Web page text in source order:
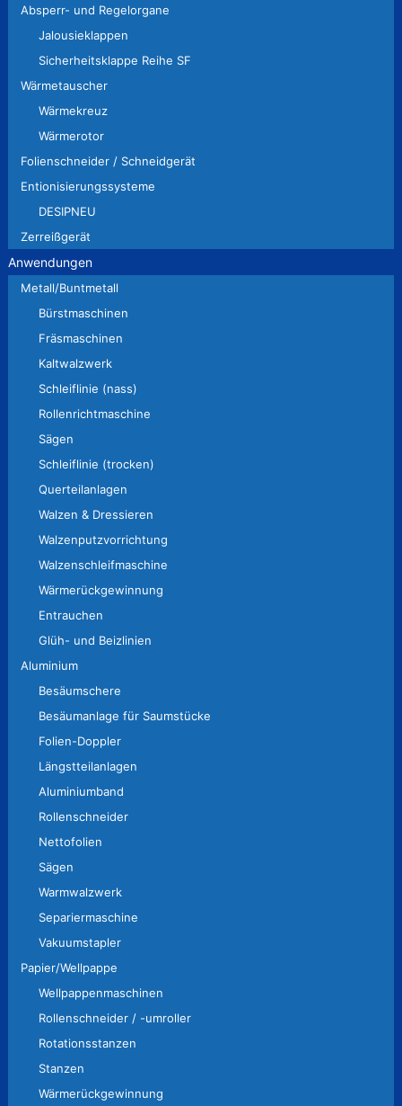
Absperr- und Regelorgane
Jalousieklappen
Sicherheitsklappe Reihe SF
Wärmetauscher
Wärmekreuz
Wärmerotor
Folienschneider / Schneidgerät
Entionisierungssysteme
DESIPNEU
Zerreißgerät
Anwendungen
Metall/Buntmetall
Bürstmaschinen
Fräsmaschinen
Kaltwalzwerk
Schleiflinie (nass)
Rollenrichtmaschine
Sägen
Schleiflinie (trocken)
Querteilanlagen
Walzen & Dressieren
Walzenputzvorrichtung
Walzenschleifmaschine
Wärmerückgewinnung
Entrauchen
Glüh- und Beizlinien
Aluminium
Besäumschere
Besäumanlage für Saumstücke
Folien-Doppler
Längstteilanlagen
Aluminiumband
Rollenschneider
Nettofolien
Sägen
Warmwalzwerk
Separiermaschine
Vakuumstapler
Papier/Wellpappe
Wellpappenmaschinen
Rollenschneider / -umroller
Rotationsstanzen
Stanzen
Wärmerückgewinnung